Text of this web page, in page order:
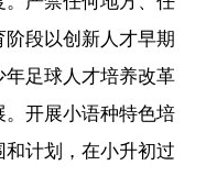
段以创新人才早期
足球人才培养改革
开展小语种特色培
计划，在小升初过